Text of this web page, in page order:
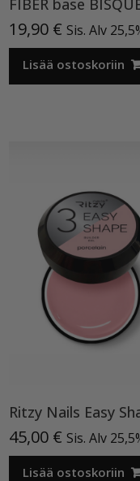
19,90 € Sis. Alv
Lisää ostoskoriin
45,00 € Sis. Alv
Lisää ostoskoriin